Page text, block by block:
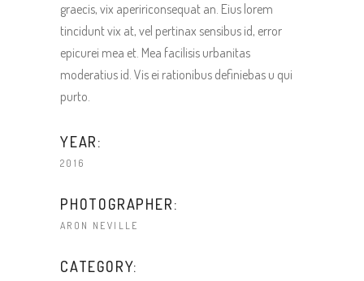
graecis, vix apeririconsequat an. Eius lorem
tincidunt vix at, vel pertinax sensibus id, error
epicurei mea et. Mea facilisis urbanitas
moderatius id. Vis ei rationibus definiebas u qui
purto.
YEAR:
2016
PHOTOGRAPHER:
ARON NEVILLE
CATEGORY: